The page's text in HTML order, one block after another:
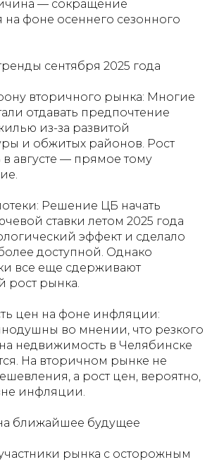
— сокращение
фоне осеннего сезонного
сентября 2025 года
вторичного рынка: Многие
отдавать предпочтение
из-за развитой
и обжитых районов. Рост
в августе — прямое тому
Решение ЦБ начать
ставки летом 2025 года
эффект и сделало
доступной. Однако
все еще сдерживают
рост рынка.
цен на фоне инфляции:
во мнении, что резкого
недвижимость в Челябинске
На вторичном рынке не
а рост цен, вероятно,
инфляции.
ближайшее будущее
рынка с осторожным